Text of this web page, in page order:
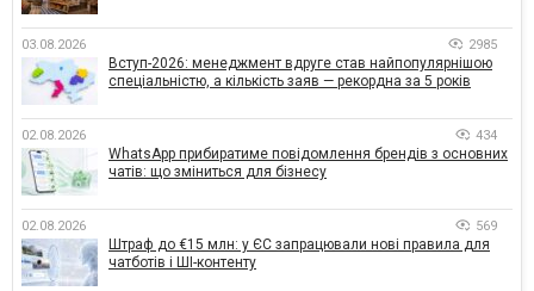
03.08.2026 2985
Вступ-2026: менеджмент вдруге став найпопулярнішою
спеціальністю, а кількість заяв — рекордна за 5 років
02.08.2026 434
WhatsApp прибиратиме повідомлення брендів з основних
чатів: що зміниться для бізнесу
02.08.2026 569
Штраф до €15 млн: у ЄС запрацювали нові правила для
чатботів і ШІ-контенту